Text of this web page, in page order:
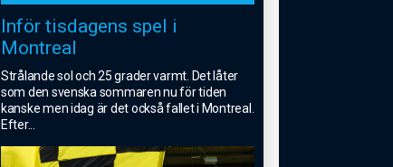
Inför tisdagens spel i
Montreal
Strålande sol och 25 grader varmt. Det låter
som den svenska sommaren nu för tiden
kanske men idag är det också fallet i Montreal.
Efter...